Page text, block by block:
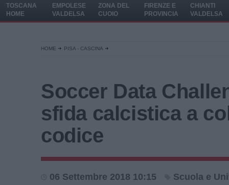
TOSCANA
HOME
EMPOLESE
VALDELSA
ZONA DEL
CUOIO
FIRENZE E
PROVINCIA
CHIANTI
VALDELSA
HOME PISA - CASCINA
Soccer Data
sfida calcistica a
codice
06 Settembre 2018 10:15 Scuola e